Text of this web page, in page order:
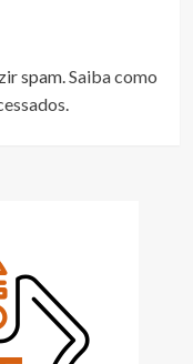
spam.Saiba como
.